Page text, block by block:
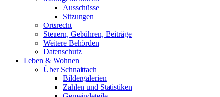
Ausschüsse
Sitzungen
Ortsrecht
Steuern, Gebühren, Beiträge
Weitere Behörden
Datenschutz
Leben & Wohnen
Über Schnaittach
Bildergalerien
Zahlen und Statistiken